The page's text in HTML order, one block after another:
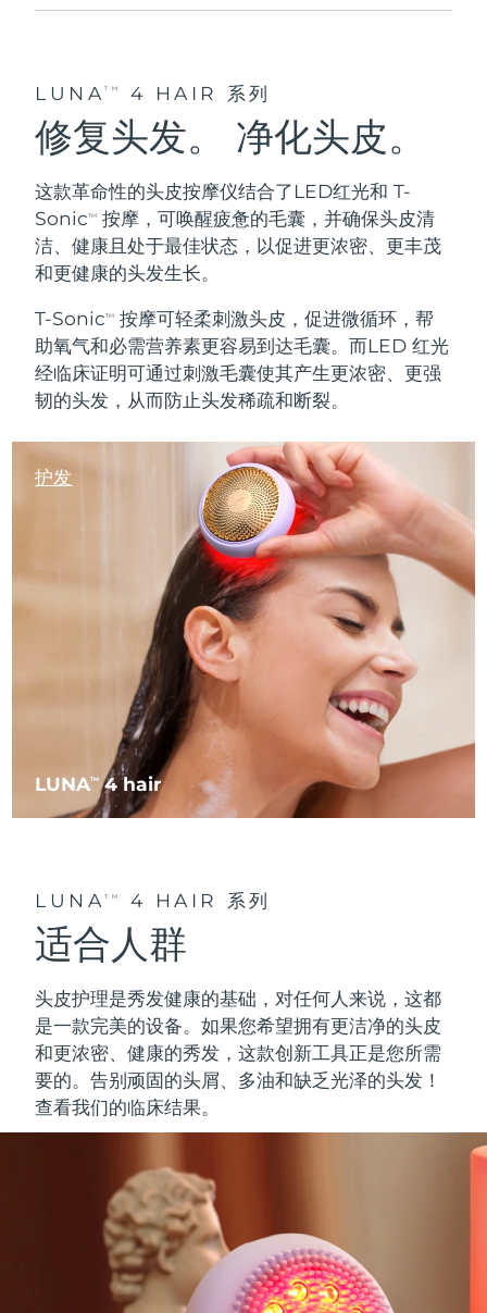
LUNATM 4 HAIR 系列
修复头发。 净化头皮。
这款革命性的头皮按摩仪结合了LED红光和 T-
SonicTM 按摩，可唤醒疲惫的毛囊 ，并确保头皮清
洁、健康且处于最佳状态 ，以促进更浓密、更丰茂
和更健康的头发生长。
T-SonicTM 按摩可轻柔刺激头皮 ，促进微循环 ，帮
助氧气和必需营养素更容易到达毛囊。而LED 红光
经临床证明可通过刺激毛囊使其产生更浓密、更强
韧的头发，从而防止头发稀疏和断裂。
LUNATM 4 hair
护发
LUNATM 4 HAIR 系列
适合人群
头皮护理是秀发健康的基础，对任何人来说，这都
是一款完美的设备。如果您希望拥有更洁净的头皮
和更浓密、健康的秀发 ，这款创新工具正是您所需
要的。告别顽固的头屑、多油和缺乏光泽的头发！
查看我们的临床结果。
南非 预计送达日期
韩国
西班牙 预计送达日期8/10/26
瑞典
瑞士 预计送达日期 8/10/26
台湾 预计送达日期 8/15/26
土耳其 预计送达日期
预计送达日期8/11/26
英国 预计送达日期 8/10/26
预计送达日期8/11/26
乌兹别克斯坦 预计送达日期 8/15/26
预计送达日期